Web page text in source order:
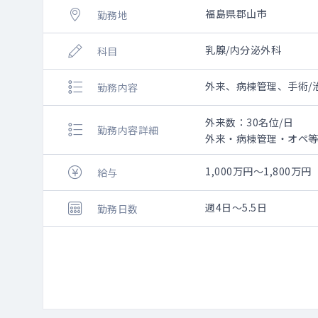
勤務地 福島県郡山市
科目 乳腺/内分泌外科
勤務内容 外来、病棟管理、手術/
勤務内容詳細
外来数：30名位/日
外来・病棟管理・オペ等
乳腺外科領域のみご対
◇病棟担当数：応
外来コマ数：応相談
給与 1,000万円～1,800万円
勤務日数 週4日～5.5日